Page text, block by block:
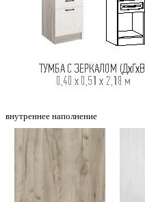
внутреннее наполнение